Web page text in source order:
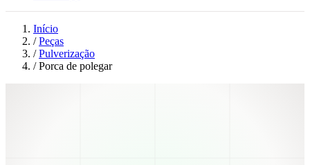
Início
/ Peças
/ Pulverização
/ Porca de polegar